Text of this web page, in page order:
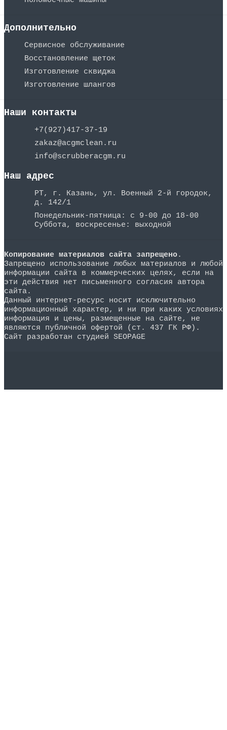
Дополнительно
Сервисное обслуживание
Восстановление щеток
Изготовление сквиджа
Изготовление шлангов
Наши контакты
+7(927)417-37-19
zakaz@acgmclean.ru
info@scrubberacgm.ru
Наш адрес
РТ, г. Казань, ул. Военный 2-й городок,
д. 142/1
Понедельник-пятница: с 9-00 до 18-00
Суббота, воскресенье: выходной
Копирование материалов сайта запрещено.
Запрещено использование любых материалов и любой
информации сайта в коммерческих целях, если на
эти действия нет письменного согласия автора
сайта.
Данный интернет-ресурс носит исключительно
информационный характер, и ни при каких условиях
информация и цены, размещенные на сайте, не
являются публичной офертой (ст. 437 ГК РФ).
Сайт разработан студией SEOPAGE